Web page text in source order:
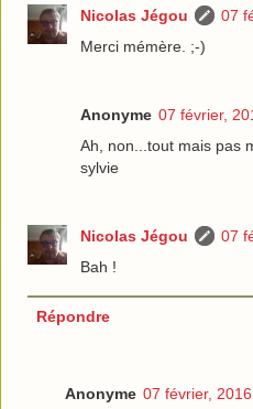
Nicolas Jégou
07
Merci mémère. ;-)
Anonyme 07 février,
Ah, non...tout mais pas
sylvie
Nicolas Jégou
07
Bah !
Répondre
Anonyme 07 février,